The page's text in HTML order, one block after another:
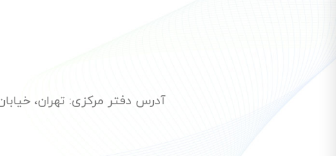
آدرس دفتر مرکزی: تهران، خیابان